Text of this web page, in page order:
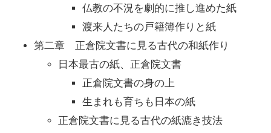
仏教の不況を劇的に推し進めた紙
渡来人たちの戸籍簿作りと紙
第二章 正倉院文書に見る古代の和紙作り
日本最古の紙、正倉院文書
正倉院文書の身の上
生まれも育ちも日本の紙
正倉院文書に見る古代の紙漉き技法